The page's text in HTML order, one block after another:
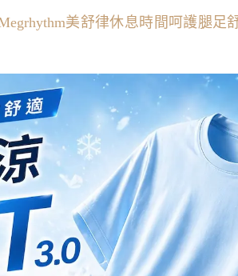
美舒律休息時間呵護腿足